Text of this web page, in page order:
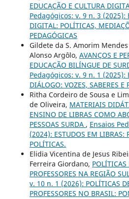
EDUCAÇÃO E CULTURA
Pedagógicos: v. 9 n. 3 (2025):
DIGITAL: POLÍTICAS,
PEDAGÓGICAS
Gildete da S. Amorim
Alonso Argôlo, AVANÇOS E
EDUCAÇÃO BILÍNGUE DE
Pedagógicos: v. 9 n. 1 (2025):
DIÁLOGO: VOZES, SABERES E
Ritha Cordeiro de Sousa e
de Oliveira, MATERIAIS
ENSINO DE LIBRAS COMO
PESSOAS SURDA , Ensaios
(2024): ESTUDOS EM LIBRAS:
POLÍTICAS.
Elidia Vicentina de Jesus
Ferreira Giordano, POLÍTICAS
PROFESSORES NA REGIÃO
v. 10 n. 1 (2026): POLÍTICAS
PROFESSORES NO BRASIL: